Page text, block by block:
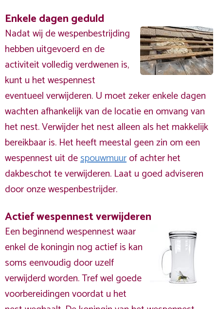
Enkele dagen geduld
Nadat wij de wespenbestrijding
hebben uitgevoerd en de
activiteit volledig verdwenen is,
kunt u het wespennest
eventueel verwijderen. U moet zeker enkele dagen
wachten afhankelijk van de locatie en omvang van
het nest. Verwijder het nest alleen als het makkelijk
bereikbaar is. Het heeft meestal geen zin om een
wespennest uit despouwmuurof achter het
dakbeschot te verwijderen. Laat u goed adviseren
door onze wespenbestrijder.
Actief wespennest verwijderen
Een beginnend wespennest waar
enkel de koningin nog actief is kan
soms eenvoudig door uzelf
verwijderd worden. Tref wel goede
voorbereidingen voordat u het